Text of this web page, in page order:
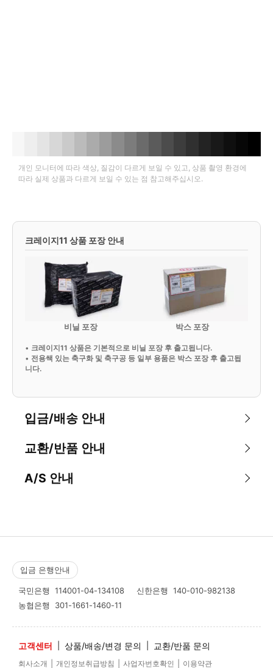
개인 모니터에 따라 색상, 질감이 다르게 보일 수 있고, 상품 촬영 환경에
따라 실제 상품과 다르게 보일 수 있는 점 참고해주십시오.
크레이지11 상품 포장 안내
비닐 포장 박스 포장
• 크레이지11 상품은 기본적으로 비닐 포장 후 출고됩니다.
• 전용쌕 있는 축구화 및 축구공 등 일부 용품은 박스 포장 후 출고됩
니다.
입금/배송 안내
교환/반품 안내
A/S 안내
입금 은행안내
국민은행 114001-04-134108 신한은행 140-010-982138
농협은행 301-1661-1460-11
고객센터 상품/배송/변경 문의 교환/반품 문의
회사소개 개인정보취급방침 사업자번호확인 이용약관